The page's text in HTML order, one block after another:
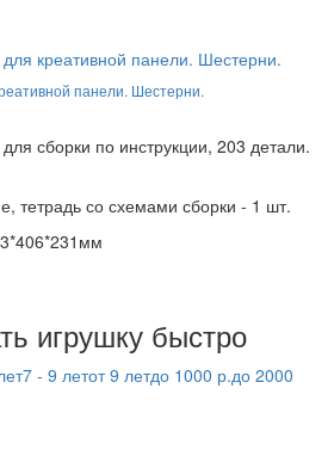
панели. Шестерни.
сборки по инструкции, 203 детали.
тетрадь со схемами сборки - 1 шт.
игрушку быстро
7 - 9 летот 9 летдо 1000 р.до 2000